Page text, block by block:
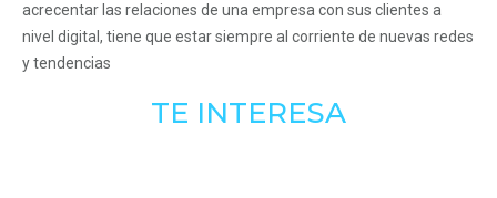
acrecentar las relaciones de una empresa con sus clientes a
nivel digital, tiene que estar siempre al corriente de nuevas redes
y tendencias
TE INTERESA